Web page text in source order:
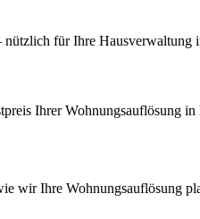
für Ihre Hausverwaltung
Ihrer Wohnungsauflösung
wir Ihre Wohnungsauflösung